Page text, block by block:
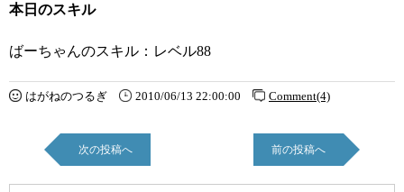
本日のスキル
ばーちゃんのスキル：レベル88
はがねのつるぎ 2010/06/13 22:00:00 Comment(4)
次の投稿へ 前の投稿へ